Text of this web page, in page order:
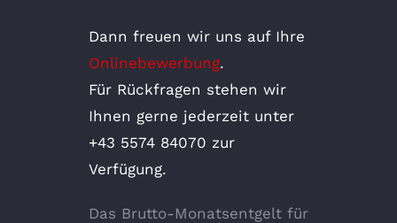
Dann freuen wir uns auf Ihre
Onlinebewerbung.
Für Rückfragen stehen wir
Ihnen gerne jederzeit unter
+43 5574 84070 zur
Verfügung.
Das Brutto-Monatsentgelt für